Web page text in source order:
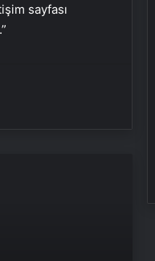
sayfası
2026 YKS